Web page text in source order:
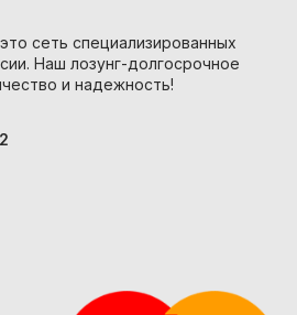
сеть специализированных
Наш лозунг-долгосрочное
и надежность!